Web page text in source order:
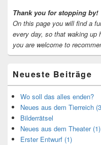
Thank you for stopping by!
On this page you will find a
every day, so that waking up
you are welcome to
Neueste Beiträge
Wo soll das alles enden?
Neues aus dem Tierreich
Bilderrätsel
Neues aus dem Theater (1)
Erster Entwurf (1)